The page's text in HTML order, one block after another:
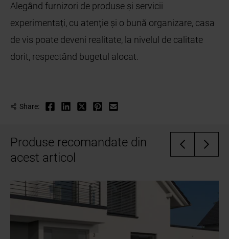
Alegând furnizori de produse și servicii
experimentați, cu atenție și o bună organizare, casa
de vis poate deveni realitate, la nivelul de calitate
dorit, respectând bugetul alocat.
Share:
Produse recomandate din
acest articol